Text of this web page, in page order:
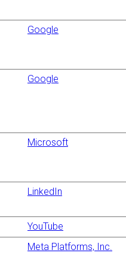
Google
Google
Microsoft
LinkedIn
YouTube
Meta Platforms, Inc.